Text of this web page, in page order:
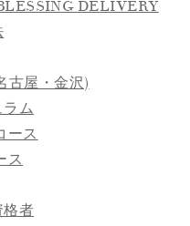
DELIVERY
古屋・金沢)
ム
ース
ス
者